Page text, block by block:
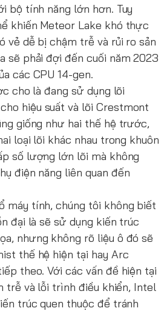
bộ tính năng lớn hơn. Tuy
khiến Meteor Lake khó thực
vẻ dễ bị chậm trễ và rủi ro sản
sẽ phải đợi đến cuối năm 2023
các CPU 14-gen.
cho là đang sử dụng lõi
hiệu suất và lõi Crestmont
giống như hai thế hệ trước,
loại lõi khác nhau trong khuôn
số lượng lớn lõi mà không
điện năng liên quan đến
máy tính, chúng tôi không biết
đại là sẽ sử dụng kiến ​​trúc
nhưng không rõ liệu ô đó sẽ
thế hệ hiện tại hay Arc
theo. Với các vấn đề hiện tại
trễ và lỗi trình điều khiển, Intel
​​trúc quen thuộc để tránh